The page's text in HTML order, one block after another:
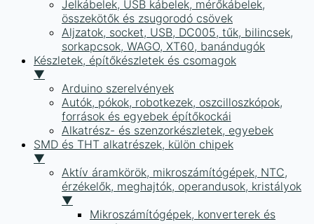
Jelkábelek, USB kábelek, mérőkábelek,
összekötők és zsugorodó csövek
Aljzatok, socket, USB, DC005, tűk, bilincsek,
sorkapcsok, WAGO, XT60, banándugók
Készletek, építőkészletek és csomagok
▼
Arduino szerelvények
Autók, pókok, robotkezek, oszcilloszkópok,
források és egyebek építőkockái
Alkatrész- és szenzorkészletek, egyebek
SMD és THT alkatrészek, külön chipek
▼
Aktív áramkörök, mikroszámítógépek, NTC,
érzékelők, meghajtók, operandusok, kristályok
▼
Mikroszámítógépek, konverterek és